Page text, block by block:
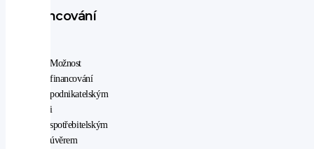
imobilizér
světlomety
LED
denní
svícení
multifunkční
volant
Financování
Možnost
financování
podnikatelským
i
spotřebitelským
úvěrem